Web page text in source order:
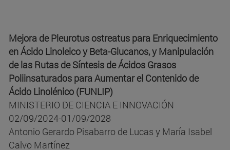
Mejora de Pleurotus ostreatus para Enriquecimiento
en Ácido Linoleico y Beta-Glucanos, y Manipulación
de las Rutas de Síntesis de Ácidos Grasos
Poliinsaturados para Aumentar el Contenido de
Ácido Linolénico (FUNLIP)
MINISTERIO DE CIENCIA E INNOVACIÓN
02/09/2024-01/09/2028
Antonio Gerardo Pisabarro de Lucas y María Isabel
Calvo Martínez